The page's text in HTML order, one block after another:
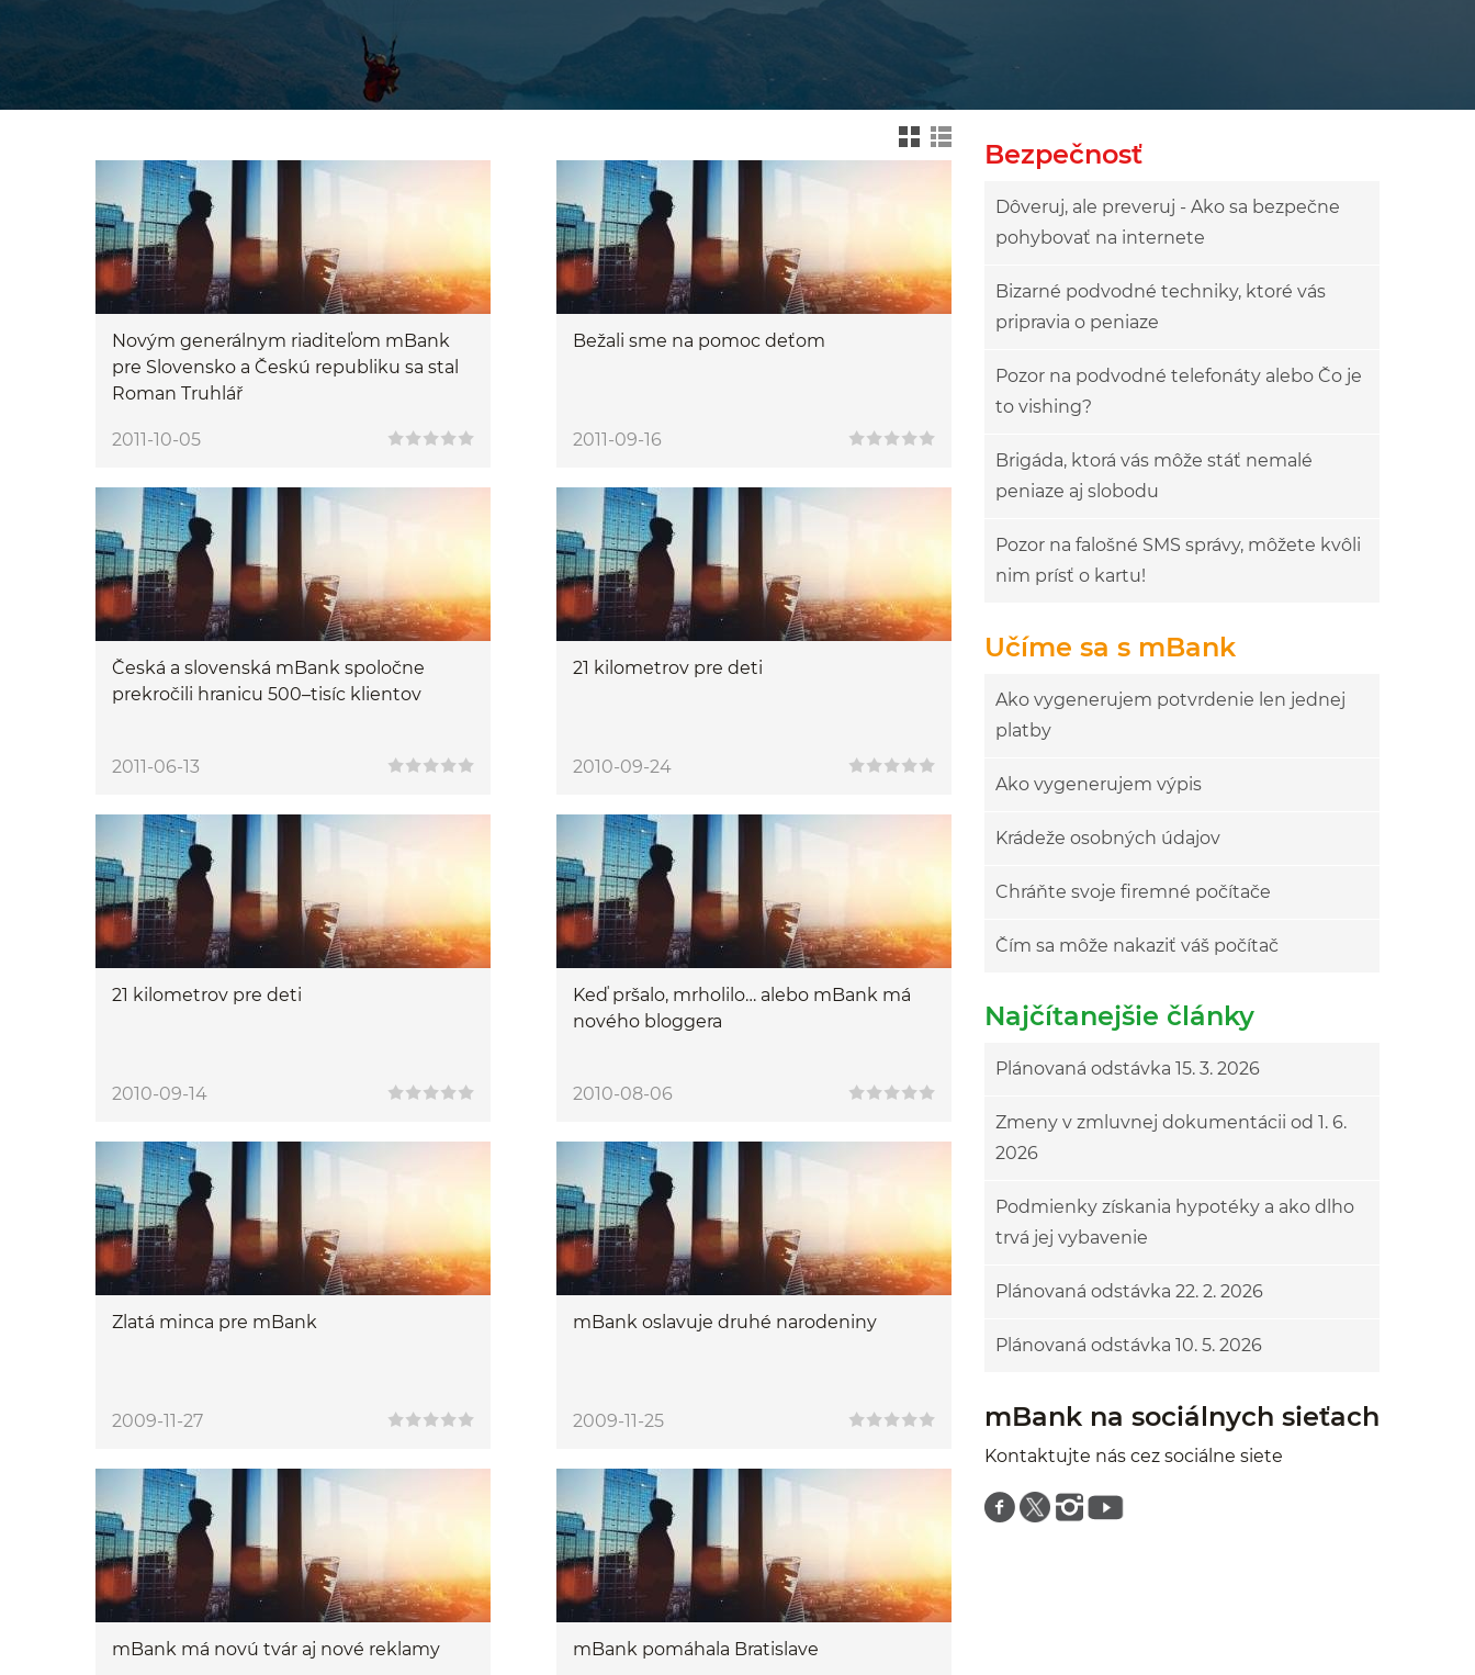
Novým generálnym riaditeľom mBank
pre Slovensko a Českú republiku sa stal
Roman Truhlář
2011-10-05
Bežali sme na pomoc deťom
2011-09-16
Česká a slovenská mBank spoločne
prekročili hranicu 500–tisíc klientov
2011-06-13
21 kilometrov pre deti
2010-09-24
21 kilometrov pre deti
2010-09-14
Keď pršalo, mrholilo… alebo mBank má
nového bloggera
2010-08-06
Zlatá minca pre mBank
2009-11-27
mBank oslavuje druhé narodeniny
2009-11-25
mBank má novú tvár aj nové reklamy mBank pomáhala Bratislave
Bezpečnosť
Dôveruj, ale preveruj - Ako sa bezpečne
pohybovať na internete
Bizarné podvodné techniky, ktoré vás
pripravia o peniaze
Pozor na podvodné telefonáty alebo Čo je
to vishing?
Brigáda, ktorá vás môže stáť nemalé
peniaze aj slobodu
Pozor na falošné SMS správy, môžete kvôli
nim prísť o kartu!
Učíme sa s mBank
Ako vygenerujem potvrdenie len jednej
platby
Ako vygenerujem výpis
Krádeže osobných údajov
Chráňte svoje firemné počítače
Čím sa môže nakaziť váš počítač
Najčítanejšie články
Plánovaná odstávka 15. 3. 2026
Zmeny v zmluvnej dokumentácii od 1. 6.
2026
Podmienky získania hypotéky a ako dlho
trvá jej vybavenie
Plánovaná odstávka 22. 2. 2026
Plánovaná odstávka 10. 5. 2026
mBank na sociálnych sieťach
Kontaktujte nás cez sociálne siete
Znajdź nas na facebooku
Znajdź nas na twitterze
Znajdź nas na instagramie
Znajdź nas na youtube